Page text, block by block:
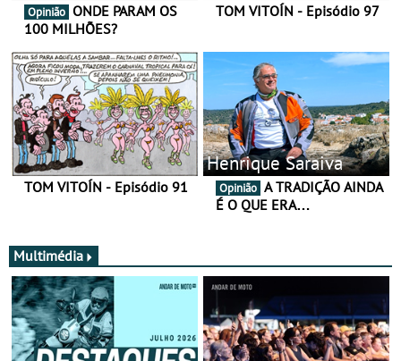
Opinião
100 MILHÕES?
TOM VITOÍN - Episódio 97
TOM VITOÍN - Episódio 91
Henrique Saraiva
Opinião
É O QUE ERA…
Multimédia